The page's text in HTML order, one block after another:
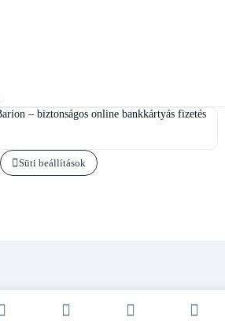
Süti beállítások